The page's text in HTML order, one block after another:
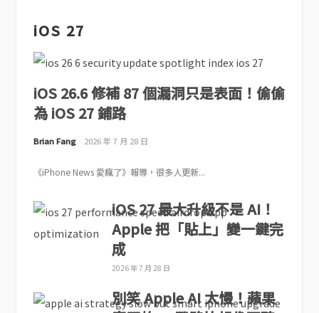
iOS 27
iOS 26.6 修補 87 個漏洞只是表面！偷偷
為 iOS 27 鋪路
Brian Fang 2026 年 7 月 28 日
《iPhone News 愛瘋了》報導，很多人更新...
iOS 27 最大升級不是 AI！
Apple 把「貼上」變一鍵完
成
2026 年 7 月 28 日
別笑 Apple AI 太慢！蘋果